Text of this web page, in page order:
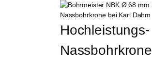
Hochleistungs-
Nassbohrkrone